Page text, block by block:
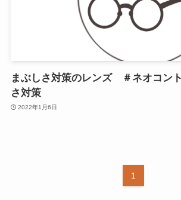
まぶしさ対策のレンズ ＃ネオコン
さ対策
2022年1月6日
1